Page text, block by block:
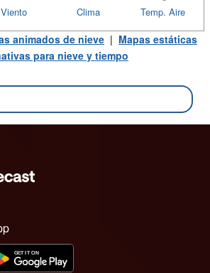
Temp. Aire
Clima
Viento
animados de nieve | Mapas estáticas
para nieve y tiempo